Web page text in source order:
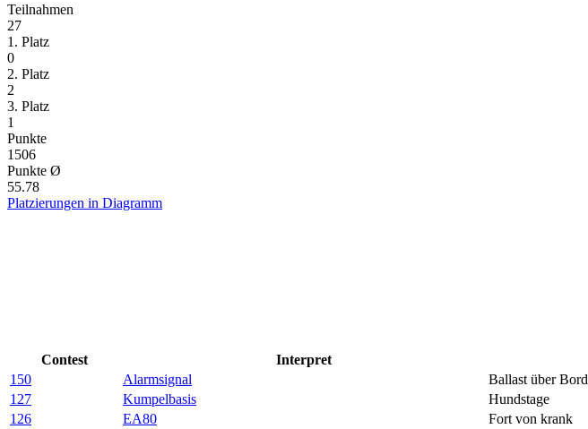
Teilnahmen
27
1. Platz
0
2. Platz
2
3. Platz
1
Punkte
1506
Punkte Ø
55.78
Platzierungen in Diagramm
Contest Interpret
150
Alarmsignal Ballast über Bord
127
Kumpelbasis Hundstage
126
EA80 Fort von krank